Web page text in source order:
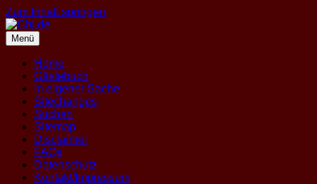
Zum Inhalt springen
Menü
Home
Gästebuch
In eigener Sache
Sitechanges
Suchen
Sitemap
Disclaimer
FAQs
Datenschutz
Kontakt/Impressum